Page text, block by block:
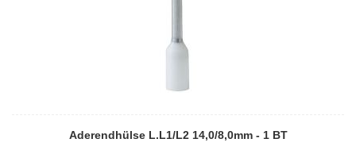
Aderendhülse L.L1/L2 14,0/8,0mm - 1 BT